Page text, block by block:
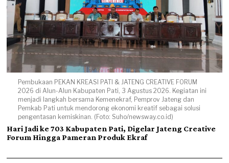
Pembukaan PEKAN KREASI PATI & JATENG CREATIVE FORUM
2026 di Alun-Alun Kabupaten Pati, 3 Agustus 2026. Kegiatan ini
menjadi langkah bersama Kemenekraf, Pemprov Jateng dan
Pemkab Pati untuk mendorong ekonomi kreatif sebagai solusi
pengentasan kemiskinan. (Foto: Suho/newsway.co.id)
Hari Jadi ke 703 Kabupaten Pati, Digelar Jateng Creative
Forum Hingga Pameran Produk Ekraf